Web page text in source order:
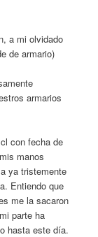
a mi olvidado
de armario)
armarios
con fecha de
manos
ya tristemente
Entiendo que
me la sacaron
parte ha
hasta este día.